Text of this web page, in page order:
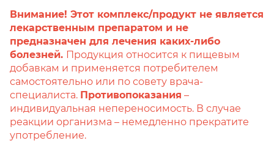
Внимание! Этот комплекс/продукт не является
лекарственным препаратом и не
предназначен для лечения каких-либо
болезней. Продукция относится к пищевым
добавкам и применяется потребителем
самостоятельно или по совету врача-
специалиста. Противопоказания –
индивидуальная непереносимость. В случае
реакции организма – немедленно прекратите
употребление.